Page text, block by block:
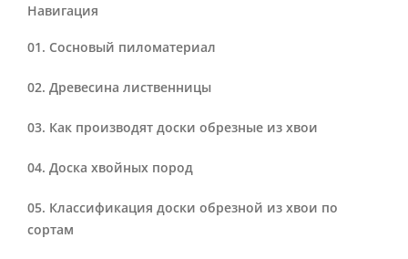
Навигация
Сосновый пиломатериал
Древесина лиственницы
Как производят доски обрезные из хвои
Доска хвойных пород
Классификация доски обрезной из хвои по
сортам